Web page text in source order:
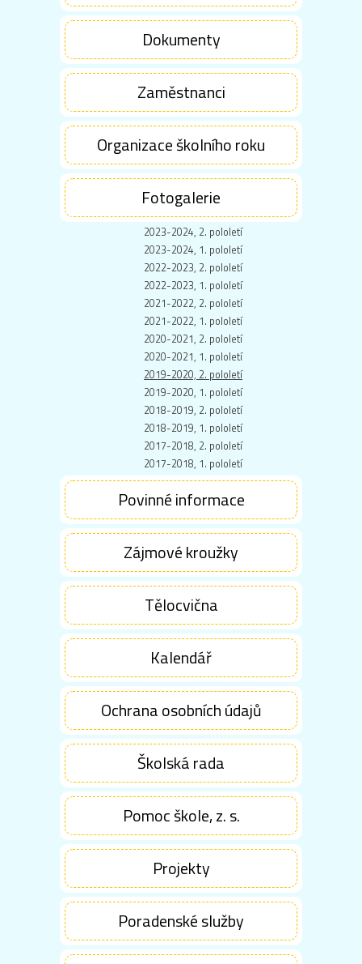
Dokumenty
Zaměstnanci
Organizace školního roku
Fotogalerie
2023-2024, 2. pololetí
2023-2024, 1. pololetí
2022-2023, 2. pololetí
2022-2023, 1. pololetí
2021-2022, 2. pololetí
2021-2022, 1. pololetí
2020-2021, 2. pololetí
2020-2021, 1. pololetí
2019-2020, 2. pololetí
2019-2020, 1. pololetí
2018-2019, 2. pololetí
2018-2019, 1. pololetí
2017-2018, 2. pololetí
2017-2018, 1. pololetí
Povinné informace
Zájmové kroužky
Tělocvična
Kalendář
Ochrana osobních údajů
Školská rada
Pomoc škole, z. s.
Projekty
Poradenské služby